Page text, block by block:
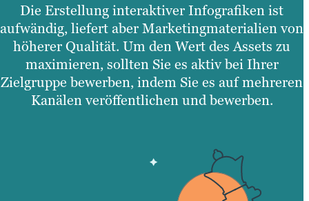
Die Erstellung interaktiver Infografiken ist
aufwändig, liefert aber Marketingmaterialien von
höherer Qualität. Um den Wert des Assets zu
maximieren, sollten Sie es aktiv bei Ihrer
Zielgruppe bewerben, indem Sie es auf mehreren
Kanälen veröffentlichen und bewerben.